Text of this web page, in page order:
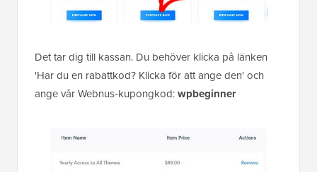
Det tar dig till kassan. Du behöver klicka på länken
'Har du en rabattkod? Klicka för att ange den' och
ange vår Webnus-kupongkod:wpbeginner